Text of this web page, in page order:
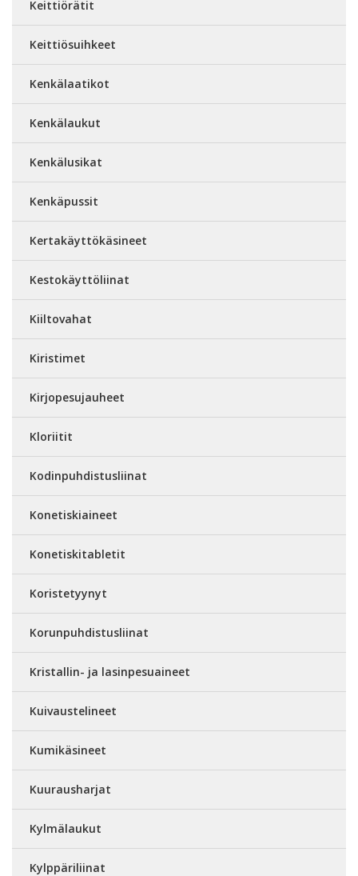
Keittiörätit
Keittiösuihkeet
Kenkälaatikot
Kenkälaukut
Kenkälusikat
Kenkäpussit
Kertakäyttökäsineet
Kestokäyttöliinat
Kiiltovahat
Kiristimet
Kirjopesujauheet
Kloriitit
Kodinpuhdistusliinat
Konetiskiaineet
Konetiskitabletit
Koristetyynyt
Korunpuhdistusliinat
Kristallin- ja lasinpesuaineet
Kuivaustelineet
Kumikäsineet
Kuurausharjat
Kylmälaukut
Kylppäriliinat